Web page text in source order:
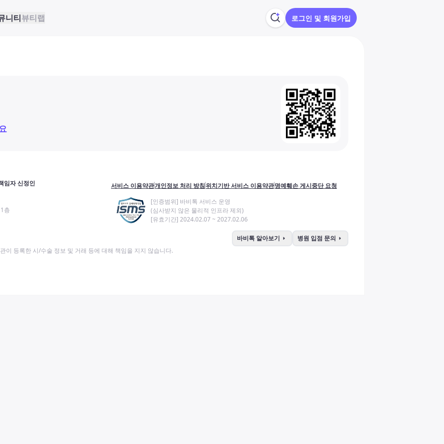
니티뷰티랩 로그인 및 회원가입
임자 신정인
층
서비스 이용약관개인정보 처리 방침위치기반 서비스 이용약관명예훼손 게시중단 요청
[인증범위] 바비톡 서비스 운영
(심사받지 않은 물리적 인프라 제외)
[유효기간] 2024.02.07 ~ 2027.02.06
바비톡 알아보기 arrow_right 병원 입점 문의 arrow_right
이 등록한 시/수술 정보 및 거래 등에 대해 책임을 지지 않습니다.